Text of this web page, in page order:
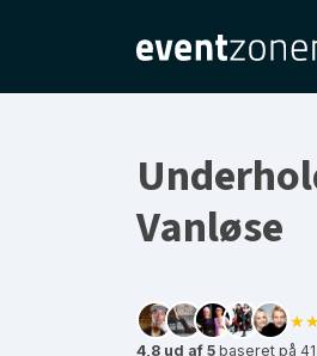
Vanløse
4,8 ud af 5 baseret på